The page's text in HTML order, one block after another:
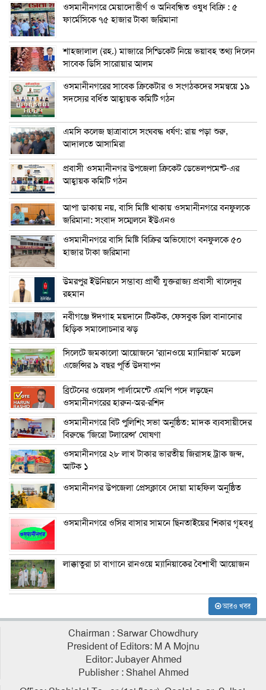
ওসমানীনগরে মেয়াদোত্তীর্ণ ও অনিবন্ধিত ওষুধ বিক্রি : ৫
ফার্মেসিকে ৭৫ হাজার টাকা জরিমানা
শাহজালাল (রহ.) মাজারে সিন্ডিকেট নিয়ে ভয়াবহ তথ্য দিলেন
সাবেক ডিসি সারোয়ার আলম
ওসমানীনগরের সাবেক ক্রিকেটার ও সংগঠকদের সমন্বয়ে ১৯
সদস্যের বর্ধিত আহ্বায়ক কমিটি গঠন
এম‌সি কলেজ ছাত্রাবাসে সংঘবদ্ধ ধর্ষণ: রায় পড়া শুরু,
আদালতে আসামিরা
প্রবাসী ওসমানীনগর উপজেলা ক্রিকেট ডেভেলপমেন্ট-এর
আহ্বায়ক কমিটি গঠন
আপা ডাকায় নয়, বাসি মিষ্টি থাকায় ওসমানীনগরে বনফুলকে
জরিমানা: সংবাদ সম্মেলনে ইউএনও
ওসমানীনগরে বাসি মিষ্টি বিক্রির অভিযোগে বনফুলকে ৫০
হাজার টাকা জরিমানা
উমরপুর ইউনিয়নে সম্ভাব্য প্রার্থী যুক্তরাজ্য প্রবাসী খালেদুর
রহমান
নবীগঞ্জে ঈদগাহ ময়দানে টিকটক, ফেসবুক রিল বানানোর
হিড়িক সমালোচনার ঝড়
সিলেটে জমকালো আয়োজনে ‘র‍্যানওয়ে ম্যানিয়াক’ মডেল
এজেন্সির ৯ বছর পূর্তি উদযাপন
ব্রিটেনের ওয়েলস পার্লামেন্টে এমপি পদে লড়ছেন
ওসমানীনগরের হারুন-অর-রশিদ
ওসমানীনগরে বিট পুলিশিং সভা অনুষ্ঠিত: মাদক ব্যবসায়ীদের
বিরুদ্ধে ‘জিরো টলারেন্স’ ঘোষণা
ওসমানীনগরে ২৮ লাখ টাকার ভারতীয় জিরাসহ ট্রাক জব্দ,
আটক ১
ওসমানীনগর উপজেলা প্রেসক্লাবে দোয়া মাহফিল অনুষ্ঠিত
ওসমানীনগরে ওসির বাসার সামনে ছিনতাইয়ের শিকার গৃহবধু
লাক্কাতুরা চা বাগানে রানওয়ে ম্যানিয়াকের বৈশাখী আয়োজন
আরও খবর
Chairman : Sarwar Chowdhury
President of Editors: M A Mojnu
Editor: Jubayer Ahmed
Publisher : Shahel Ahmed